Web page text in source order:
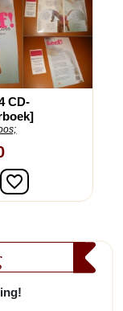
CD-
winkelwagen
favorite_border